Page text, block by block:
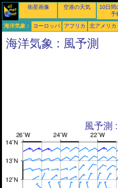
衛星画像 空港の天気
10日間
予
海洋気象 : ヨーロッパ アフリカ 北アメリカ
海洋気象 : 風予測
風予測